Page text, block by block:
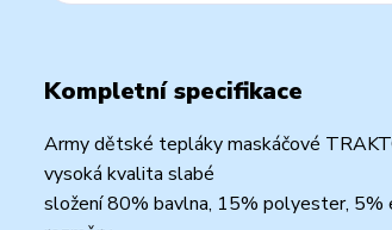
Kompletní specifikace
Army dětské tepláky maskáčové
vysoká kvalita slabé
složení 80% bavlna, 15% polyester, 5%